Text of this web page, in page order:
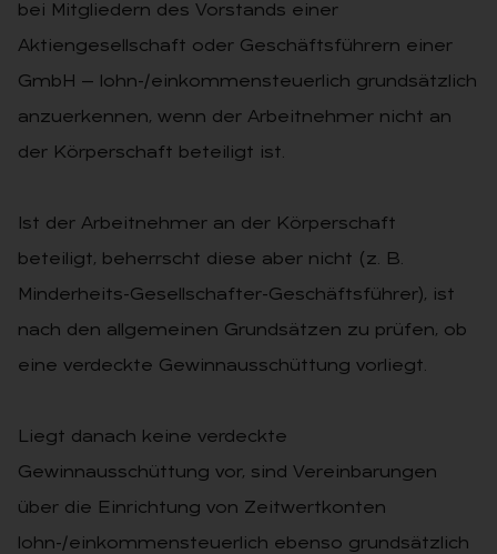
bei Mitgliedern des Vorstands einer
Aktiengesellschaft oder Geschäftsführern einer
GmbH — lohn-/einkommensteuerlich grundsätzlich
anzuerkennen, wenn der Arbeitnehmer nicht an
der Körperschaft beteiligt ist.
Ist der Arbeitnehmer an der Körperschaft
beteiligt, beherrscht diese aber nicht (z. B.
Minderheits-Gesellschafter-Geschäftsführer), ist
nach den allgemeinen Grundsätzen zu prüfen, ob
eine verdeckte Gewinnausschüttung vorliegt.
Liegt danach keine verdeckte
Gewinnausschüttung vor, sind Vereinbarungen
über die Einrichtung von Zeitwertkonten
lohn-/einkommensteuerlich ebenso grundsätzlich